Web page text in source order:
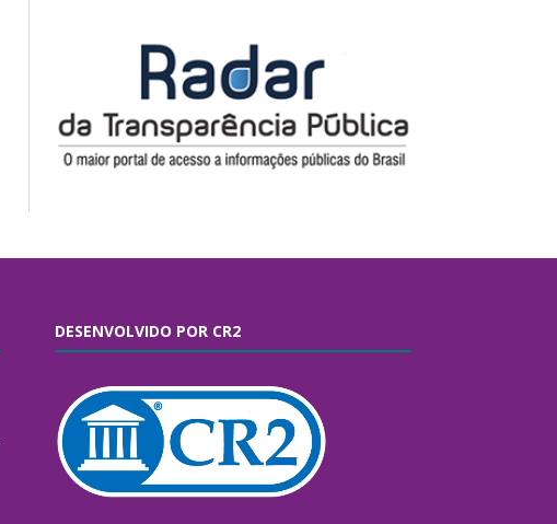
DESENVOLVIDO POR CR2